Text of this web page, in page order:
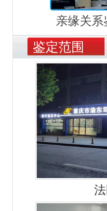
亲缘关系
鉴定范围